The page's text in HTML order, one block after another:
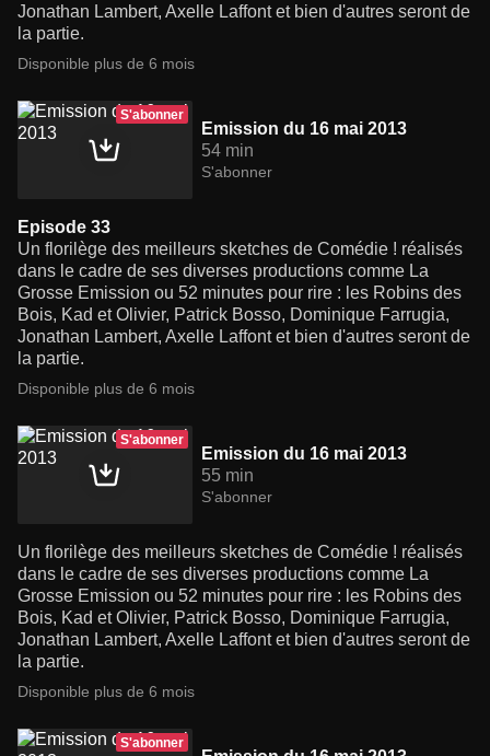
Jonathan Lambert, Axelle Laffont et bien d'autres seront de
la partie.
Disponible plus de 6 mois
S'abonner
Emission du 16 mai 2013
54 min
S'abonner
Episode 33
Un florilège des meilleurs sketches de Comédie ! réalisés
dans le cadre de ses diverses productions comme La
Grosse Emission ou 52 minutes pour rire : les Robins des
Bois, Kad et Olivier, Patrick Bosso, Dominique Farrugia,
Jonathan Lambert, Axelle Laffont et bien d'autres seront de
la partie.
Disponible plus de 6 mois
S'abonner
Emission du 16 mai 2013
55 min
S'abonner
Un florilège des meilleurs sketches de Comédie ! réalisés
dans le cadre de ses diverses productions comme La
Grosse Emission ou 52 minutes pour rire : les Robins des
Bois, Kad et Olivier, Patrick Bosso, Dominique Farrugia,
Jonathan Lambert, Axelle Laffont et bien d'autres seront de
la partie.
Disponible plus de 6 mois
S'abonner